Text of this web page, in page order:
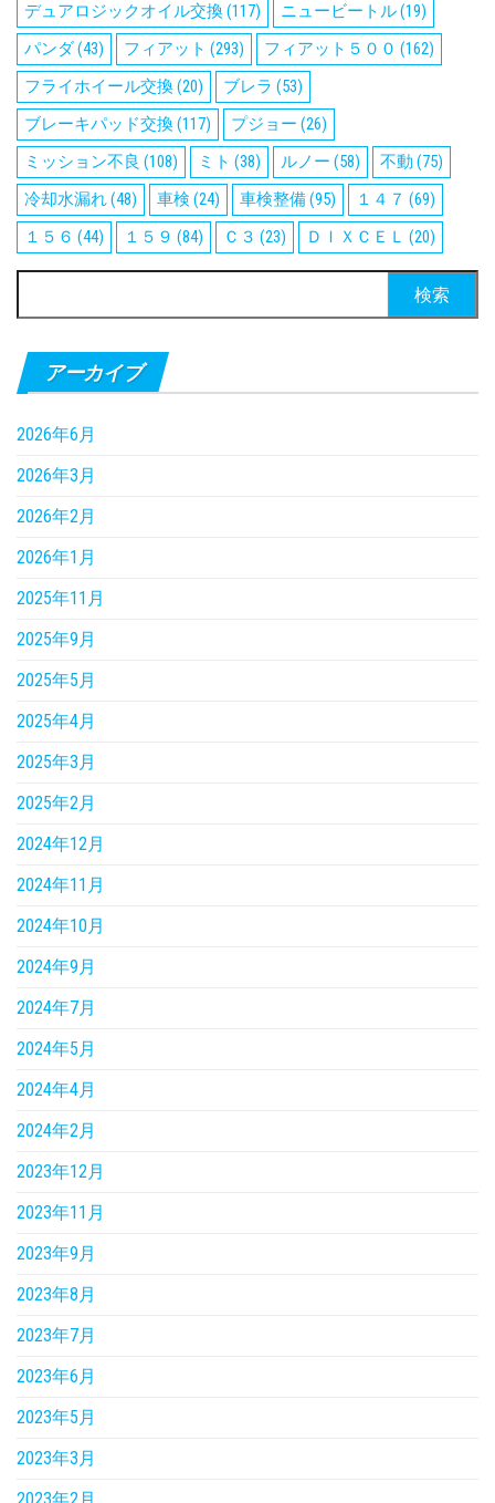
デュアロジックオイル交換(117) ニュービートル(19)
パンダ(43) フィアット (293) フィアット５００ (162)
フライホイール交換(20) ブレラ (53)
ブレーキパッド交換(117) プジョー (26)
ミッション不良 (108) ミト (38) ルノー (58) 不動 (75)
冷却水漏れ(48) 車検 (24) 車検整備(95) １４７ (69)
１５６ (44) １５９ (84) Ｃ３ (23) ＤＩＸＣＥＬ (20)
索:
アーカイブ
2026年6月
2026年3月
2026年2月
2026年1月
2025年11月
2025年9月
2025年5月
2025年4月
2025年3月
2025年2月
2024年12月
2024年11月
2024年10月
2024年9月
2024年7月
2024年5月
2024年4月
2024年2月
2023年12月
2023年11月
2023年9月
2023年8月
2023年7月
2023年6月
2023年5月
2023年3月